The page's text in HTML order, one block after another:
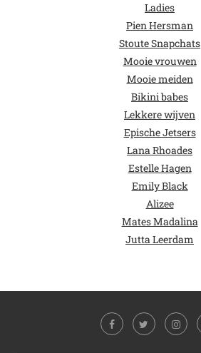
Ladies
Pien Hersman
Stoute Snapchats
Mooie vrouwen
Mooie meiden
Bikini babes
Lekkere wijven
Epische Jetsers
Lana Rhoades
Estelle Hagen
Emily Black
Alizee
Mates Madalina
Jutta Leerdam